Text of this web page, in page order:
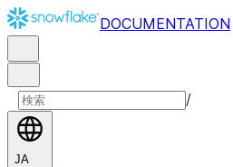
DOCUMENTATION
/
JA